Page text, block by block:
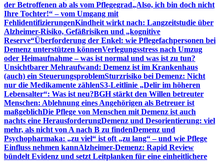
der Betroffenen ab als vom Pflegegrad„Also, ich bin doch nicht
Ihre Tochter!“ – vom Umgang mit
FehlidentifizierungenKindheit wirkt nach: Langzeitstudie über
Alzheimer-Risiko, Gefäßrisiken und „kognitive
Reserve“Überforderung der Enkel: wie Pflegefachpersonen bei
Demenz unterstützen könnenVerlegungsstress nach Umzug
oder Heimaufnahme – was ist normal und was ist zu tun?
Unsichtbarer Mehraufwand: Demenz ist im Krankenhaus
(auch) ein SteuerungsproblemSturzrisiko bei Demenz: Nicht
nur die Medikamente zählenS3-Leitlinie „Delir im höheren
Lebensalter“: Was ist neu?BGH stärkt den Willen betreuter
Menschen: Ablehnung eines Angehörigen als Betreuer ist
maßgeblichDie Pflege von Menschen mit Demenz ist auch
nachts eine HerausforderungDemenz und Desorientierung: viel
mehr, als nicht von A nach B zu findenDemenz und
Psychopharmaka: „zu viel“ ist oft „zu lang“ – und wie Pflege
Einfluss nehmen kannAlzheimer-Demenz: Rapid Review
bündelt Evidenz und setzt Leitplanken für eine einheitlichere